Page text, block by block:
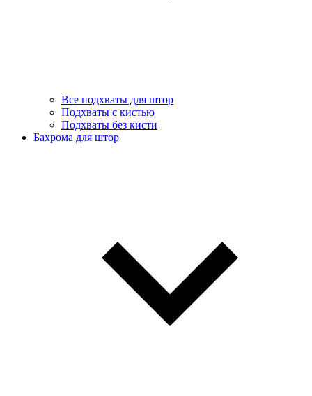
Все подхваты для штор
Подхваты с кистью
Подхваты без кисти
Бахрома для штор